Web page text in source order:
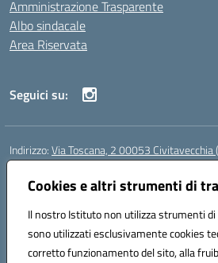
Cookies e altri strumenti di
Il nostro Istituto non utilizza strumenti
sono utilizzati esclusivamente cookies
corretto funzionamento del sito, alla
Amministrazione Trasparente
Albo sindacale
Area Riservata
Seguici su:
Indirizzo:Via Toscana, 2 00053 Civitavecchia
Centralino:
Posta elettronica certificata (PEC):
Codice fiscale: 91038380589
Codice meccanografico:RMIC8B900G
Codice Indice delle Pubbliche